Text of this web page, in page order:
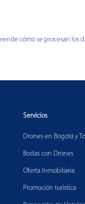
cómo se procesan los
Servicios
Drones en Bogotá y
Bodas con Drones
Oferta Inmobiliaria
Promoción turística